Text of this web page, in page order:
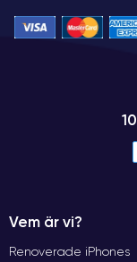
Vem är vi?
Renoverade iPhones